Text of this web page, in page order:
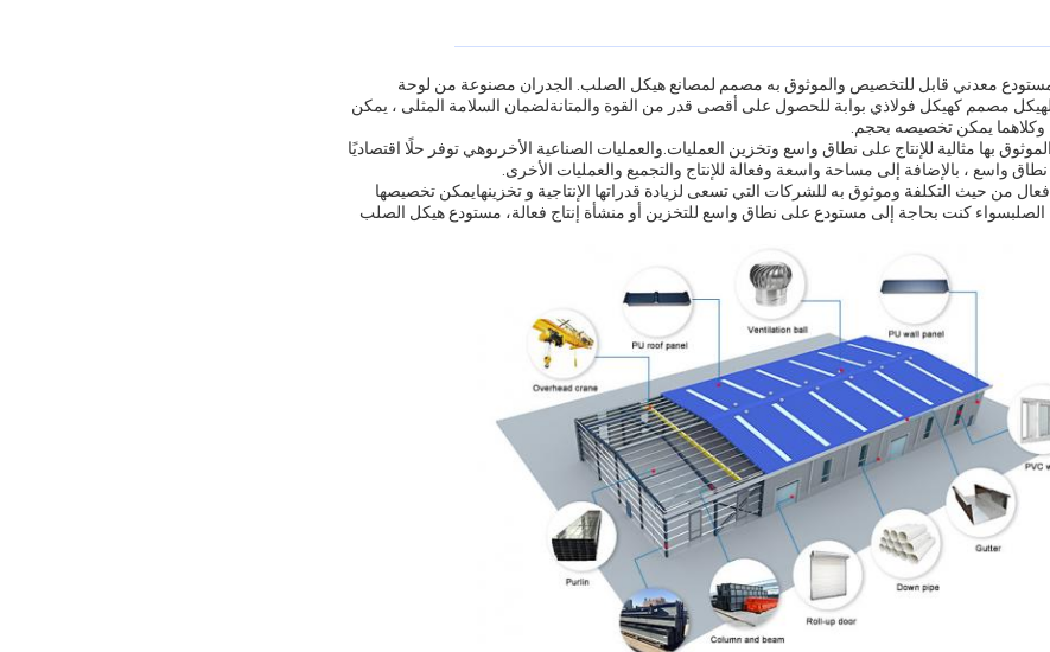
معدني قابل للتخصيص والموثوق به مصمم لمصانع هيكل الصلب. الجدران مصنوعة من لوحة
مصمم كهيكل فولاذي بوابة للحصول على أقصى قدر من القوة والمتانةلضمان السلامة المثلى ، يمكن
وكلاهما يمكن تخصيصه بحجم.
بها مثالية للإنتاج على نطاق واسع وتخزين العمليات.والعمليات الصناعية الأخرىوهي توفر حلًا اقتصاديًا
واسع ، بالإضافة إلى مساحة واسعة وفعالة للإنتاج والتجميع والعمليات الأخرى.
من حيث التكلفة وموثوق به للشركات التي تسعى لزيادة قدراتها الإنتاجية و تخزينهايمكن تخصيصها
الصلبسواء كنت بحاجة إلى مستودع على نطاق واسع للتخزين أو منشأة إنتاج فعالة، مستودع هيكل الصلب